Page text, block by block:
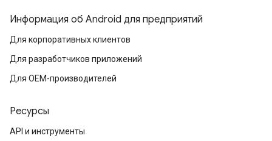
Информация об Android для предприятий
Для корпоративных клиентов
Для разработчиков приложений
Для OEM-производителей
Ресурсы
API и инструменты